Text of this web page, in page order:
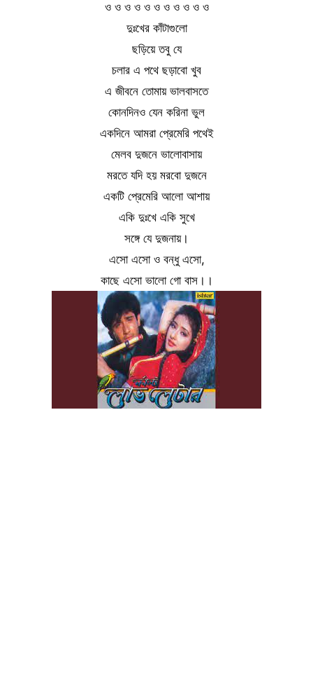
ও ও ও ও ও ও ও ও ও ও ও
দুঃখের কাঁটাগুলো
ছড়িয়ে তবু যে
চলার এ পথে ছড়াবো খুব
এ জীবনে তোমায় ভালবাসতে
কোনদিনও যেন করিনা ভুল
একদিনে আমরা প্রেমেরি পথেই
মেলব দুজনে ভালোবাসায়
মরতে যদি হয় মরবো দুজনে
একটি প্রেমেরি আলো আশায়
একি দুঃখে একি সুখে
সঙ্গে যে দুজনায়।
এসো এসো ও বন্ধু এসো,
কাছে এসো ভালো গো বাস।।